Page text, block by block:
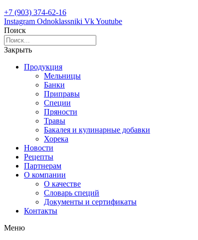
+7 (903) 374-62-16
Instagram Odnoklassniki VkYoutube
Поиск
Закрыть
Продукция
Мельницы
Банки
Приправы
Специи
Пряности
Травы
Бакалея и кулинарные добавки
Хорека
Новости
Рецепты
Партнерам
О компании
О качестве
Словарь специй
Документы и сертификаты
Контакты
Меню